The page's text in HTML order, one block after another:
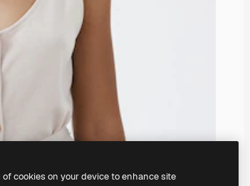
cookies on your device to enhance site